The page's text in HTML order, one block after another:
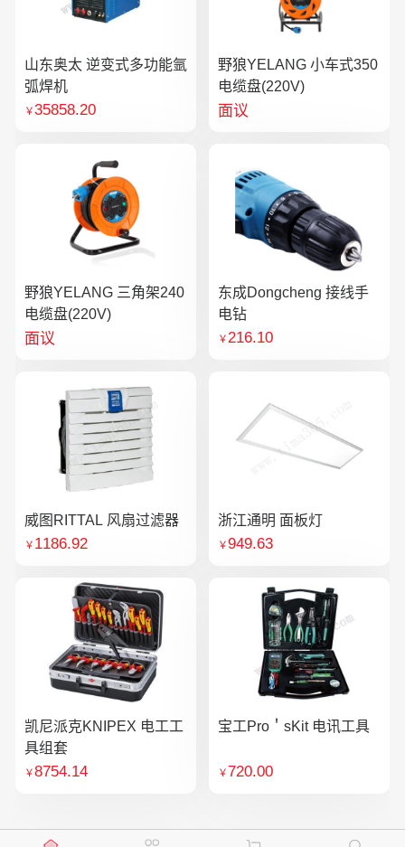
山东奥太 逆变式多功能氩
弧焊机
￥35858.20
野狼YELANG 小车式350
电缆盘(220V)
面议
野狼YELANG 三角架240
电缆盘(220V)
面议
东成Dongcheng 接线手
电钻
￥216.10
威图RITTAL 风扇过滤器
￥ 1186.92
浙江通明 面板灯
￥949.63
凯尼派克KNIPEX 电工工
具组套
￥8754.14
宝工Pro＇sKit 电讯工具
￥720.00